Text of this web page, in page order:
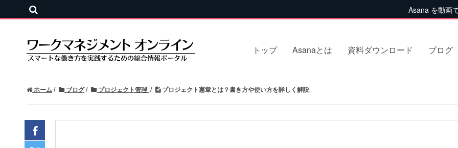
Asana を動画
トップ Asanaとは 資料ダウンロード ブログ
ホーム ブログ プロジェクト管理 プロジェクト憲章とは？書き方や使い方を詳しく解説